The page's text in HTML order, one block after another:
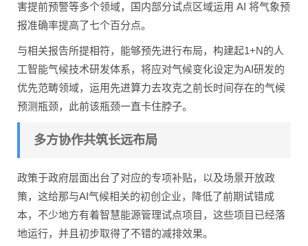
害提前预警等多个领域，国内部分试点区域运用 AI 将气象预
报准确率提高了七个百分点。
与相关报告所提相符，能够预先进行布局，构建起1+N的人
工智能气候技术研发体系，将应对气候变化设定为AI研发的
优先范畴领域，运用先进算力去攻克之前长时间存在的气候
预测瓶颈，此前该瓶颈一直卡住脖子。
多方协作共筑长远布局
政策于政府层面出台了对应的专项补贴，以及场景开放政
策，这给那与AI气候相关的初创企业，降低了前期试错成
本，不少地方有着智慧能源管理试点项目，这些项目已经落
地运行，并且初步取得了不错的减排效果。